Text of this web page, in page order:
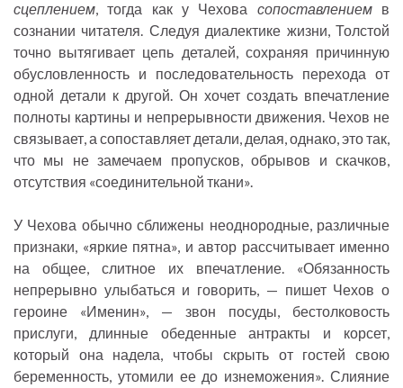
сцеплением, тогда как у Чехова сопоставлениемв
сознании читателя. Следуя диалектике жизни, Толстой
точно вытягивает цепь деталей, сохраняя причинную
обусловленность и последовательность перехода от
одной детали к другой. Он хочет создать впечатление
полноты картины и непрерывности движения. Чехов не
связывает, а сопоставляет детали, делая, однако, это так,
что мы не замечаем пропусков, обрывов и скачков,
отсутствия «соединительной ткани».
У Чехова обычно сближены неоднородные, различные
признаки, «яркие пятна», и автор рассчитывает именно
на общее, слитное их впечатление. «Обязанность
непрерывно улыбаться и говорить, — пишет Чехов о
героине «Именин», — звон посуды, бестолковость
прислуги, длинные обеденные антракты и корсет,
который она надела, чтобы скрыть от гостей свою
беременность, утомили ее до изнеможения». Слияние